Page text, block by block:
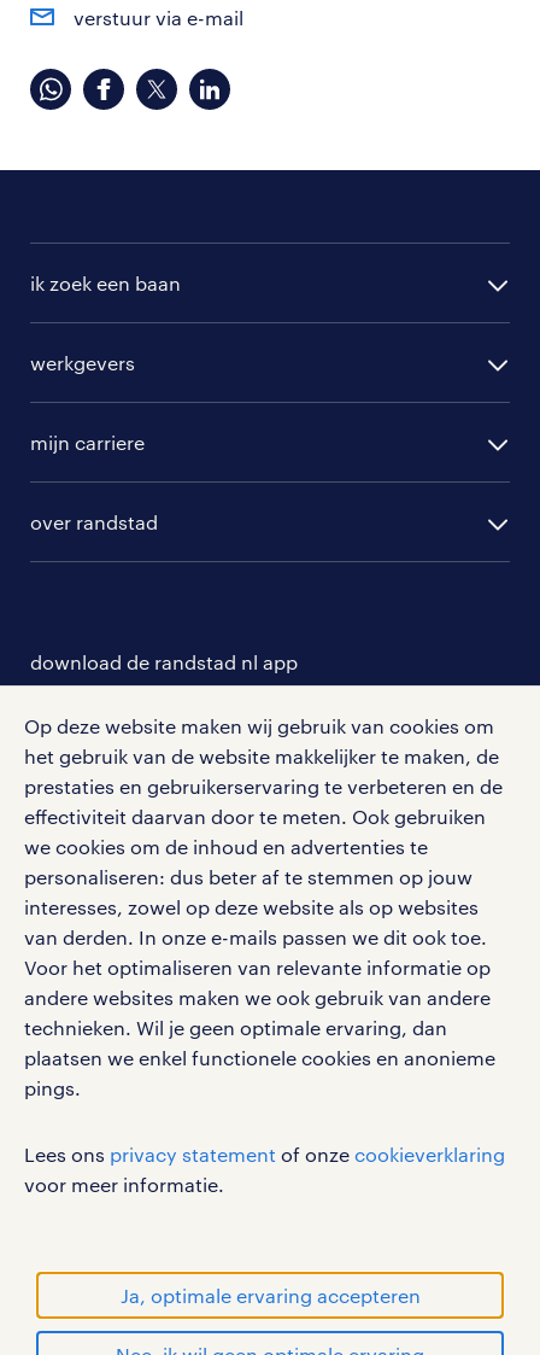
Op deze website maken wij gebruik van cookies om
het gebruik van de website makkelijker te maken, de
prestaties en gebruikerservaring te verbeteren en de
effectiviteit daarvan door te meten. Ook gebruiken
we cookies om de inhoud en advertenties te
personaliseren: dus beter af te stemmen op jouw
interesses, zowel op deze website als op websites
van derden. In onze e-mails passen we dit ook toe.
Voor het optimaliseren van relevante informatie op
andere websites maken we ook gebruik van andere
technieken. Wil je geen optimale ervaring, dan
plaatsen we enkel functionele cookies en anonieme
pings.
Lees ons privacy statement of onze cookieverklaring
voor meer informatie.
Ja, optimale ervaring accepteren
verstuur via e-mail
ik zoek een baan
randstad professional
randstad digital
werkgevers
hr-diensten
branches
tarieven
personeel gezocht
aanmelden nieuwsbrief
mijn carriere
solliciteren
blogs en artikelen
salarischecker
bruto-netto calculator
over randstad
contact voor werkgevers
onze vestigingen
pers
klachten en misstanden
download de randstad nl app
Met de randstad nl app zet je de volgende stap in je
carrière. Bekijk je rooster of salaris, zoek vacatures
en ontvang berichten van je intercedent.
Eenvoudig, snel en overal.
apple app store
google play store
social media
Volg ons voor de leukste content omtrent
vacatures, solliciteren en inspiratie.
gebruikersvoorwaarden
privacystatement
cookies